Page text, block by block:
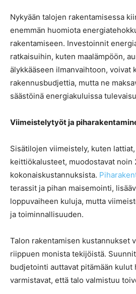
Nykyään talojen rakentamisessa
enemmän huomiota
rakentamiseen. Investoinnit
ratkaisuihin, kuten maalämpöön,
älykkääseen ilmanvaihtoon, voivat
rakennusbudjettia, mutta ne
säästöinä energiakuluissa
Viimeistelytyöt ja
Sisätilojen viimeistely, kuten
keittiökalusteet, muodostavat noin
kokonaiskustannuksista.
terassit ja pihan maisemointi,
loppuvaiheen kuluja, mutta
ja toiminnallisuuden.
Talon rakentamisen kustannukset
riippuen monista tekijöistä.
budjetointi auttavat pitämään kulut
varmistavat, että talo valmistuu